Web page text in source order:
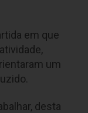
em que
um
desta